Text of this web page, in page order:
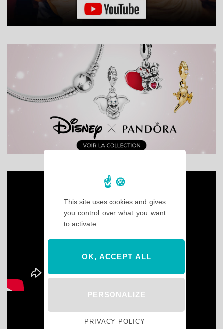
This site uses cookies and gives
you control over what you want
to activate
OK, ACCEPT ALL
PERSONALIZE
PRIVACY POLICY